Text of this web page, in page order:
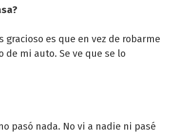
gracioso es que en vez de robarme
de mi auto. Se ve que se lo
pasó nada. No vi a nadie ni pasé